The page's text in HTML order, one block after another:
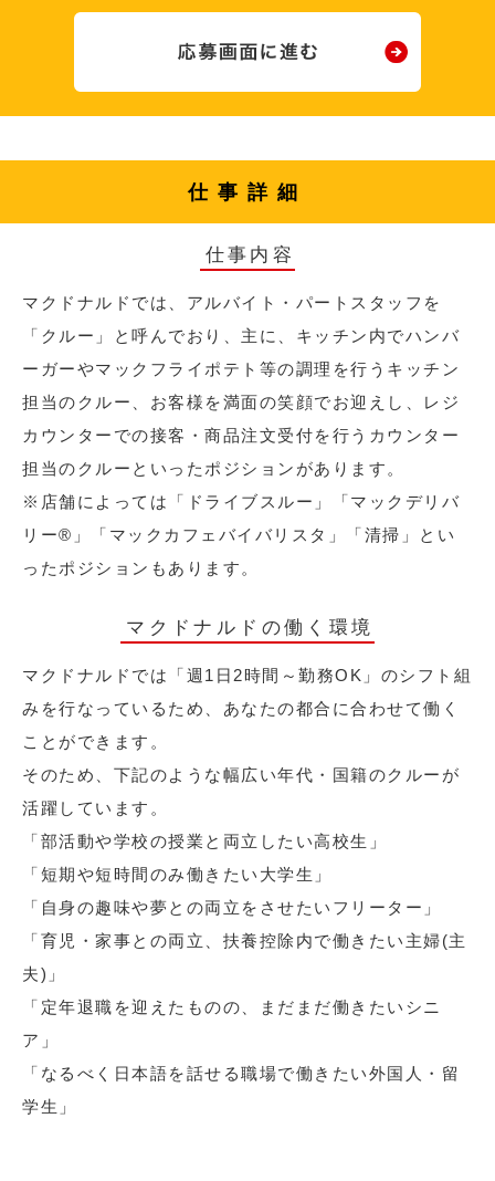
仕事詳細
仕事内容
マクドナルドでは、アルバイト・パートスタッフを
「クルー」と呼んでおり、主に、キッチン内でハンバ
ーガーやマックフライポテト等の調理を行うキッチン
担当のクルー、お客様を満面の笑顔でお迎えし、レジ
カウンターでの接客・商品注文受付を行うカウンター
担当のクルーといったポジションがあります。
※店舗によっては「ドライブスルー」「マックデリバ
リー®︎」「マックカフェバイバリスタ」「清掃」とい
ったポジションもあります。
マクドナルドの働く環境
マクドナルドでは「週1日2時間～勤務OK」のシフト組
みを行なっているため、あなたの都合に合わせて働く
ことができます。
そのため、下記のような幅広い年代・国籍のクルーが
活躍しています。
「部活動や学校の授業と両立したい高校生」
「短期や短時間のみ働きたい大学生」
「自身の趣味や夢との両立をさせたいフリーター」
「育児・家事との両立、扶養控除内で働きたい主婦(主
夫)」
「定年退職を迎えたものの、まだまだ働きたいシニ
ア」
「なるべく日本語を話せる職場で働きたい外国人・留
学生」